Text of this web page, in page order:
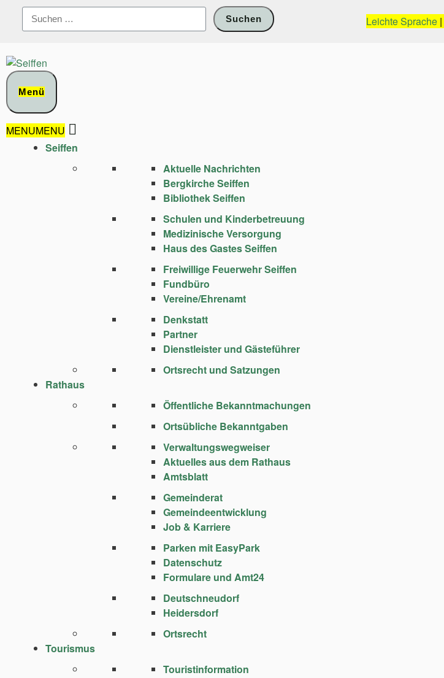
Suchen
nach:
Leichte Sprache |
Menü
MENUMENU
Seiffen
Aktuelle Nachrichten
Bergkirche Seiffen
Bibliothek Seiffen
Schulen und Kinder­betreuung
Medizinische Versorgung
Haus des Gastes Seiffen
Freiwillige Feuerwehr Seiffen
Fundbüro
Vereine/Ehrenamt
Denkstatt
Partner
Dienstleister und Gästeführer
Ortsrecht und Satzungen
Rathaus
Öffentliche Bekanntmachungen
Ortsübliche Bekanntgaben
Verwaltungswegweiser
Aktuelles aus dem Rathaus
Amtsblatt
Gemeinderat
Gemeindeentwicklung
Job & Karriere
Parken mit EasyPark
Datenschutz
Formulare und Amt24
Deutschneudorf
Heidersdorf
Ortsrecht
Tourismus
Touristinformation